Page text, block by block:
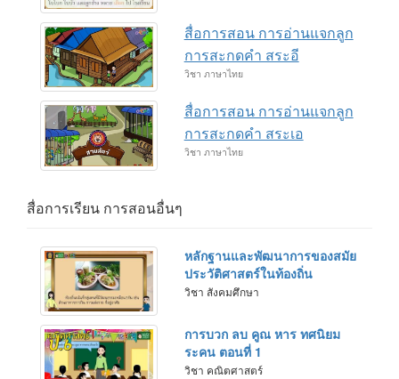
สื่อการสอน การอ่านแจกลูก
การสะกดคำ สระอี
วิชา ภาษาไทย
สื่อการสอน การอ่านแจกลูก
การสะกดคำ สระเอ
วิชา ภาษาไทย
สื่อการเรียน การสอนอื่นๆ
หลักฐานและพัฒนาการของสมัย
ประวัติศาสตร์ในท้องถิ่น
วิชา สังคมศึกษา
การบวก ลบ คูณ หาร ทศนิยม
ระคน ตอนที่ 1
วิชา คณิตศาสตร์